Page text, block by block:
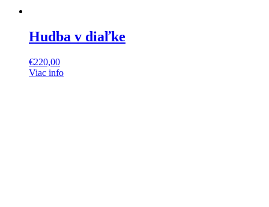
Hudba v diaľke
€220,00
Viac info